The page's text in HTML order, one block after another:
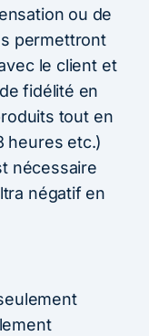
ou de
permettront
le client et
fidélité en
tout en
heures etc.)
nécessaire
négatif en